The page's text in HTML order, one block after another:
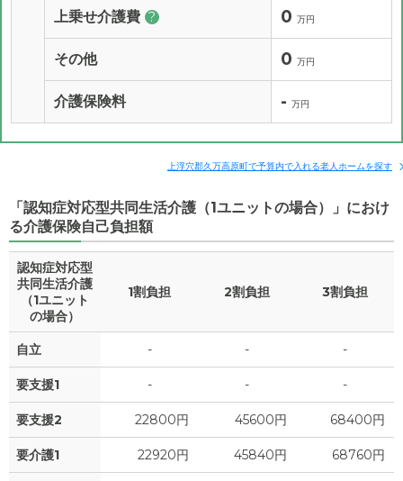
上乗せ介護費 ? 0 万円
その他 0 万円
介護保険料 - 万円
上浮穴郡久万高原町で予算内で入れる老人ホームを探す
「認知症対応型共同生活介護（1ユニットの場合）」におけ
る介護保険自己負担額
認知症対応型
共同生活介護
（1ユニット
の場合）
1割負担 2割負担 3割負担
自立 - - -
要支援1 - - -
要支援2 22800円 45600円 68400円
要介護1 22920円 45840円 68760円